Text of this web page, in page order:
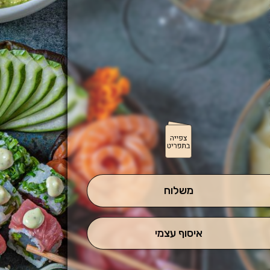
משלוח
איסוף עצמי